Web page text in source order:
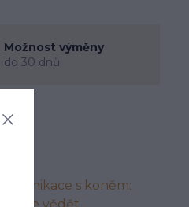
Možnost výměny
do 30 dnů